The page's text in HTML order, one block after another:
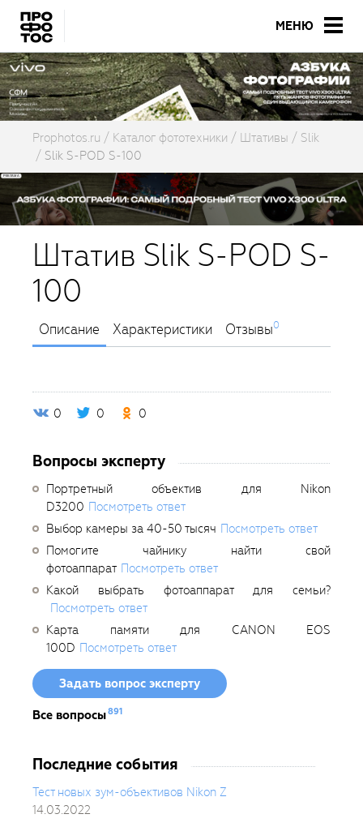
МЕНЮ
Prophotos.ru Каталог фототехники Штативы
Slik
Slik S-POD S-100
Штатив Slik S-POD S-
100
Описание Характеристики Отзывы0
0 0 0
Вопросы эксперту
Портретный объектив для Nikon
D3200 Посмотреть ответ
Выбор камеры за 40-50 тысяч Посмотреть ответ
Помогите чайнику найти свой
фотоаппарат Посмотреть ответ
Какой выбрать фотоаппарат для семьи?
Посмотреть ответ
Карта памяти для CANON EOS
100D Посмотреть ответ
Задать вопрос эксперту
Все вопросы891
Последние события
Тест новых зум-объективов Nikon Z
14.03.2022